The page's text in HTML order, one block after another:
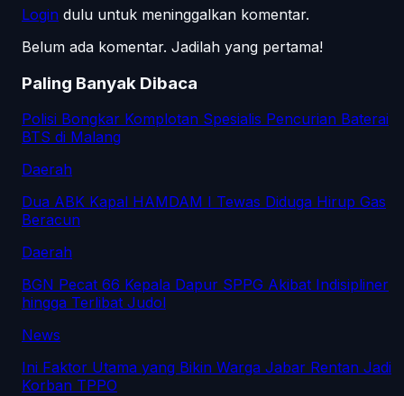
Login dulu untuk meninggalkan komentar.
Belum ada komentar. Jadilah yang pertama!
Paling Banyak Dibaca
Polisi Bongkar Komplotan Spesialis Pencurian Baterai
BTS di Malang
Daerah
Dua ABK Kapal HAMDAM I Tewas Diduga Hirup Gas
Beracun
Daerah
BGN Pecat 66 Kepala Dapur SPPG Akibat Indisipliner
hingga Terlibat Judol
News
Ini Faktor Utama yang Bikin Warga Jabar Rentan Jadi
Korban TPPO